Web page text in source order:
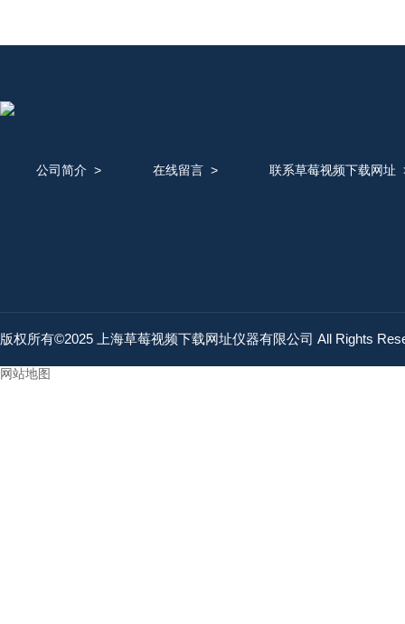
公司简介 > 在线留言> 联系草莓视频下载网址
版权所有©2025 上海草莓视频下载网址仪器有限公司 All Rights
网站地图